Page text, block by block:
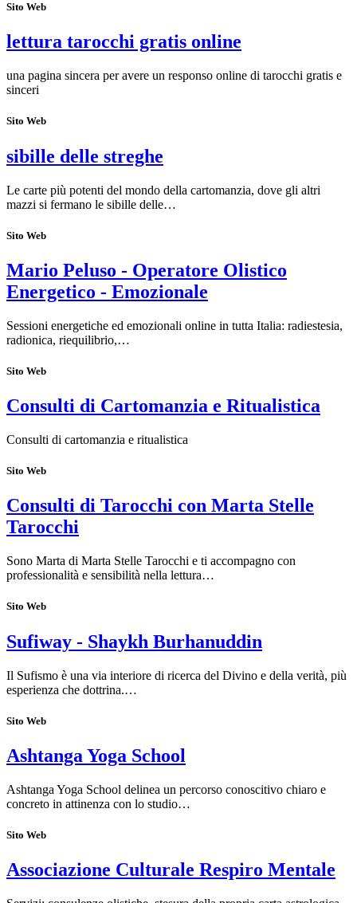
Sito Web
lettura tarocchi gratis online
una pagina sincera per avere un responso online di tarocchi gratis e
sinceri
Sito Web
sibille delle streghe
Le carte più potenti del mondo della cartomanzia, dove gli altri
mazzi si fermano le sibille delle…
Sito Web
Mario Peluso - Operatore Olistico
Energetico - Emozionale
Sessioni energetiche ed emozionali online in tutta Italia: radiestesia,
radionica, riequilibrio,…
Sito Web
Consulti di Cartomanzia e Ritualistica
Consulti di cartomanzia e ritualistica
Sito Web
Consulti di Tarocchi con Marta Stelle
Tarocchi
Sono Marta di Marta Stelle Tarocchi e ti accompagno con
professionalità e sensibilità nella lettura…
Sito Web
Sufiway - Shaykh Burhanuddin
Il Sufismo è una via interiore di ricerca del Divino e della verità, più
esperienza che dottrina.…
Sito Web
Ashtanga Yoga School
Ashtanga Yoga School delinea un percorso conoscitivo chiaro e
concreto in attinenza con lo studio…
Sito Web
Associazione Culturale Respiro Mentale